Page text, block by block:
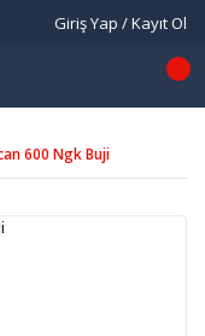
Giriş Yap / Kayıt Ol
600 Ngk Buji